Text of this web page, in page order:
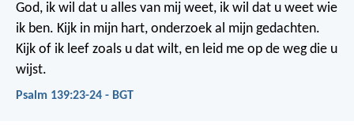
God, ik wil dat u alles van mij weet, ik wil dat u weet wie
ik ben. Kijk in mijn hart, onderzoek al mijn gedachten.
Kijk of ik leef zoals u dat wilt, en leid me op de weg die u
wijst.
Psalm 139:23-24 - BGT